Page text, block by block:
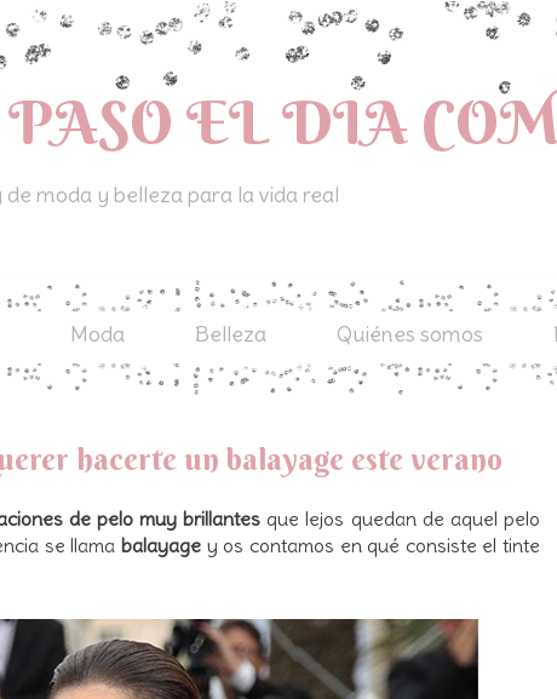
EL DIA
de moda y belleza para la vida real
Moda Belleza Quiénes somos
hacerte un balayage este verano
de pelo muy brillantes que lejos quedan de aquel pelo
se llama balayage y os contamos en qué consiste el tinte